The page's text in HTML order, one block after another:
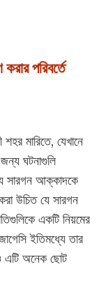
পরিবর্তে
মারিতে, যেখানে
ঘটনাগুলি
সারগন আক্কাদকে
উচিত যে সারগন
একটি নিয়মের
ইতিমধ্যে তার
এটি অনেক ছোট